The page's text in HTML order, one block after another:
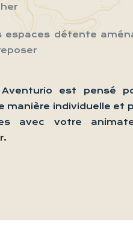
espaces détente
est pensé
manière individuelle et
avec votre